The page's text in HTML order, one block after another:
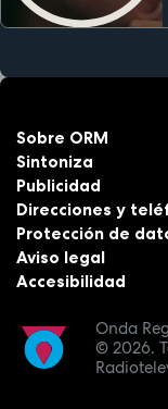
Onda
© 2026.
Sobre ORM
Sintoniza
Publicidad
Direcciones y
Protección de
Aviso legal
Accesibilidad